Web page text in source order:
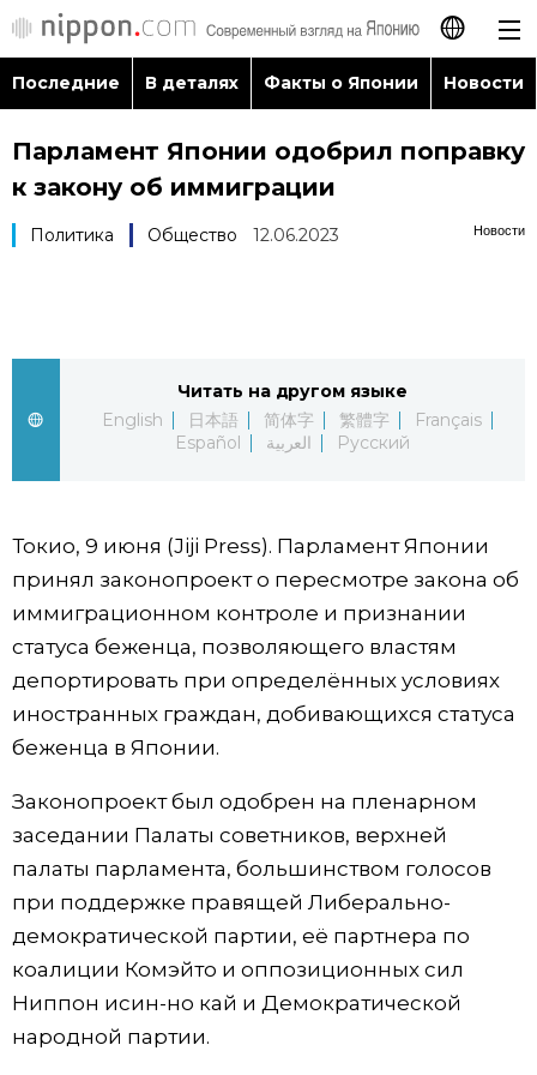
日本語
English
Español
العربية
Последние
Факты о Японии
Новости
Фото/Видео
Разделы
Люди
Политика
Экономика
Общество
Культура
Популярные статьи
Японский калейдоскоп
Семья
Еда и напитки
Последние В деталях Факты о Японии Новости
Парламент Японии одобрил поправку
к закону об иммиграции
Новости
Политика Общество 12.06.2023
Читать на другом языке
English
日本語 简体字 繁體字
Français
Español
العربية Русский
Токио, 9 июня (Jiji Press). Парламент Японии
принял законопроект о пересмотре закона об
иммиграционном контроле и признании
статуса беженца, позволяющего властям
депортировать при определённых условиях
иностранных граждан, добивающихся статуса
беженца в Японии.
Законопроект был одобрен на пленарном
заседании Палаты советников, верхней
палаты парламента, большинством голосов
при поддержке правящей Либерально-
демократической партии, её партнера по
коалиции Комэйто и оппозиционных сил
Ниппон исин-но кай и Демократической
народной партии.